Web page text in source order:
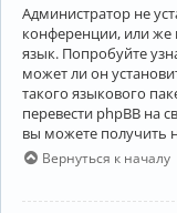
Администратор не
конференции, или же
язык. Попробуйте
может ли он
такого языкового
перевести phpBB на
вы можете получить
Вернуться к началу